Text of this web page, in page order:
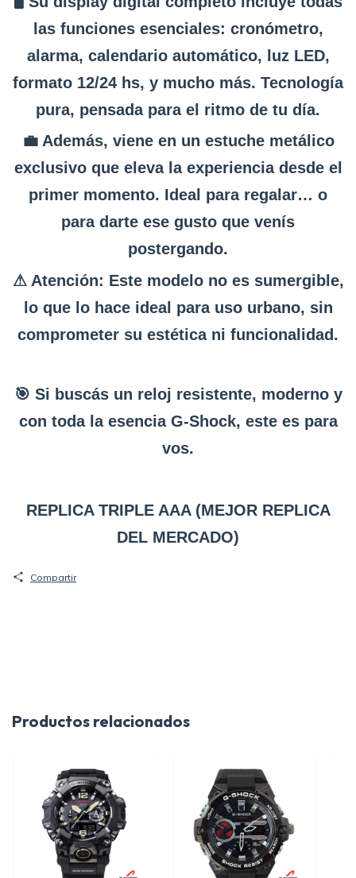
las funciones esenciales: cronómetro,
alarma, calendario automático, luz LED,
formato 12/24 hs, y mucho más. Tecnología
pura, pensada para el ritmo de tu día.
💼 Además, viene en un estuche metálico
exclusivo que eleva la experiencia desde el
primer momento. Ideal para regalar… o
para darte ese gusto que venís
postergando.
⚠ Atención: Este modelo no es sumergible,
lo que lo hace ideal para uso urbano, sin
comprometer su estética ni funcionalidad.
🎯 Si buscás un reloj resistente, moderno y
con toda la esencia G-Shock, este es para
vos.
REPLICA TRIPLE AAA (MEJOR REPLICA
DEL MERCADO)
Compartir
Productos relacionados